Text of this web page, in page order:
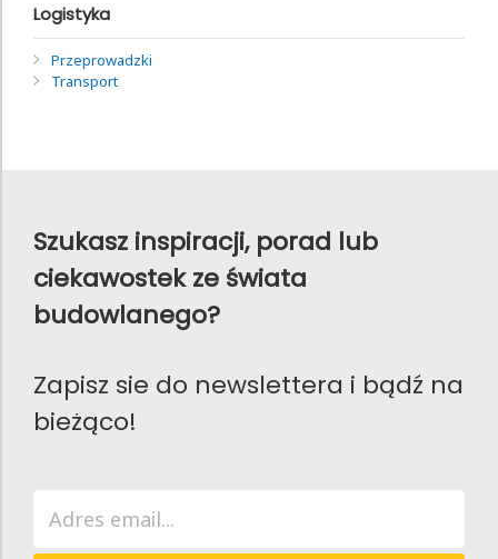
Logistyka
Przeprowadzki
Transport
Szukasz inspiracji, porad lub
ciekawostek ze świata
budowlanego?
Zapisz sie do newslettera i bądź na
bieżąco!